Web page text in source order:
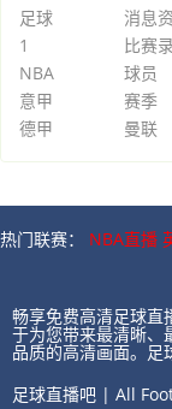
足球 消息
1
比赛
NBA
球员
意甲
赛季
德甲
曼联
热门联赛： NBA直播
畅享免费高清足球
于为您带来最清晰、
品质的高清画面。足
足球直播吧 | All